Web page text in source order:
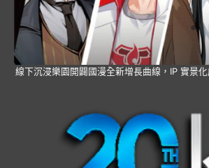
線下沉浸樂園開闢國漫全新增長曲線，IP 實景